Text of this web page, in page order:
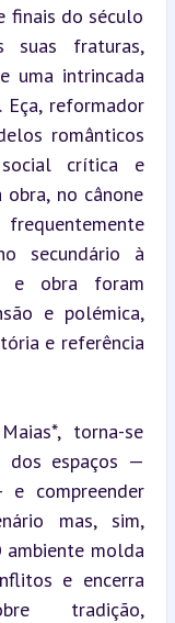
finais do século
suas fraturas,
uma intrincada
Eça, reformador
românticos
crítica e
obra, no cânone
secundário à
e obra foram
e polémica,
e referência
torna-se
dos espaços —
compreender
mas, sim,
ambiente molda
e encerra
tradição,